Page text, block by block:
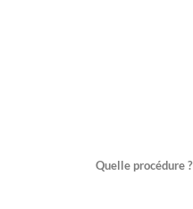
Quelle procédure ?